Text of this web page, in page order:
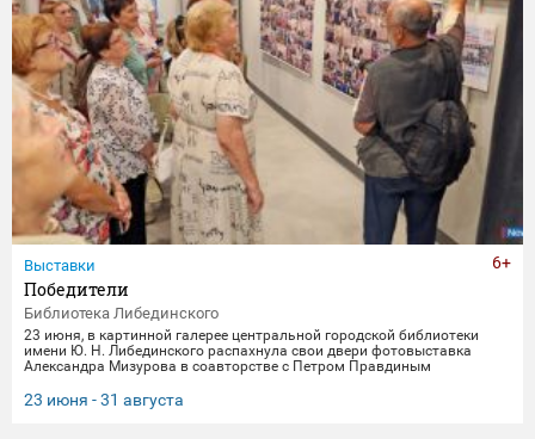
Выставки
Победители
Библиотека Либединского
23 июня, в картинной галерее центральной городской библиотеки
имени Ю. Н. Либединского распахнула свои двери фотовыставка
Александра Мизурова в соавторстве с Петром Правдиным
"Дирижабль" в праздничные майские дни). 250 фотографий - и за
каждым кадром 40 лет неустанной работы мастера, 40 лет трепетного
23 июня - 31 августа
6+